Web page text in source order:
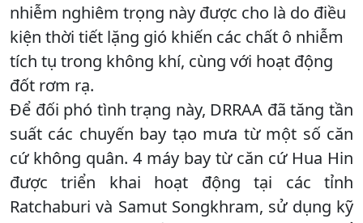
nhiễm nghiêm trọng này được cho là do điều
kiện thời tiết lặng gió khiến các chất ô nhiễm
tích tụ trong không khí, cùng với hoạt động
đốt rơm rạ.
Để đối phó tình trạng này, DRRAA đã tăng tần
suất các chuyến bay tạo mưa từ một số căn
cứ không quân. 4 máy bay từ căn cứ Hua Hin
được triển khai hoạt động tại các tỉnh
Ratchaburi và Samut Songkhram, sử dụng kỹ